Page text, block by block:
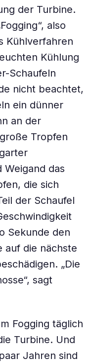
der Turbine.
also
Kühlverfahren
Kühlung
Schaufeln
nicht beachtet,
ein dünner
an der
Tropfen
das
die sich
der Schaufel
Sekunde den
auf die nächste
„Die
sagt
Fogging täglich
Turbine. Und
Jahren sind